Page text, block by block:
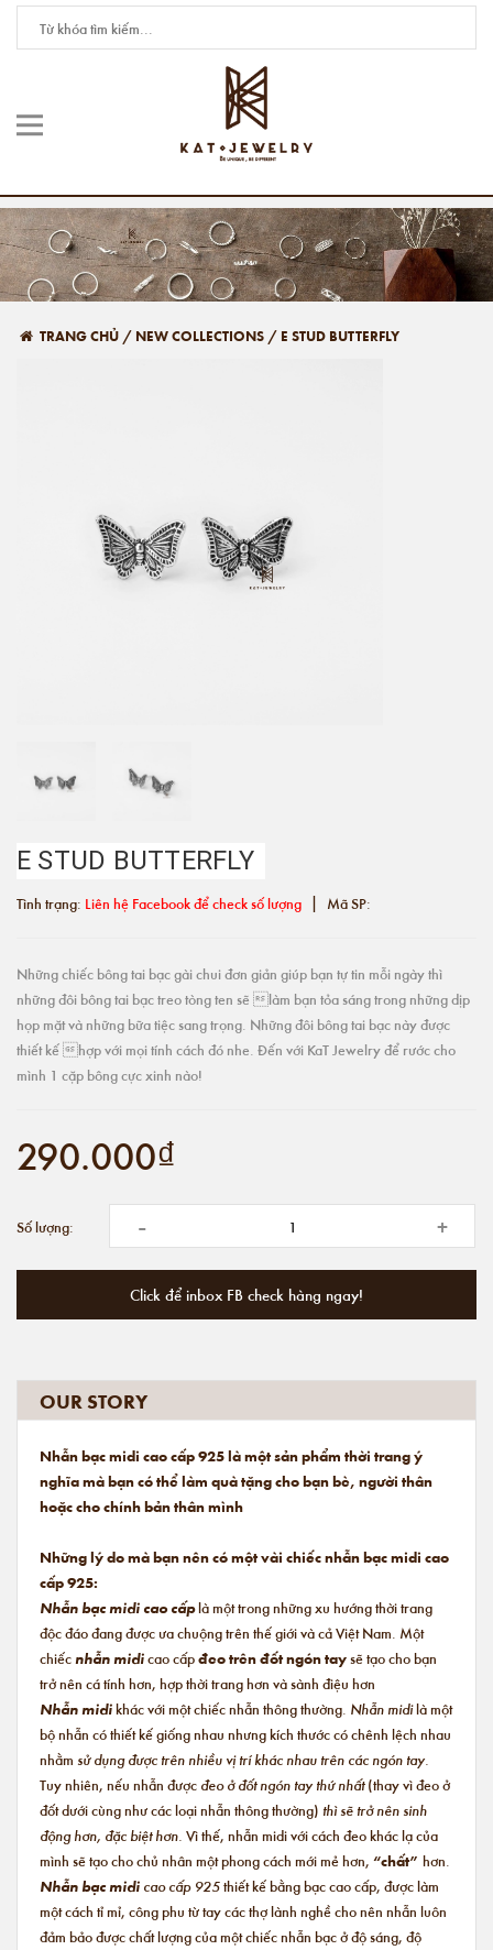
TRANG CHỦ / NEW COLLECTIONS / E STUD BUTTERFLY
E STUD BUTTERFLY
Tình trạng: Liên hệ Facebook để check số lượng | Mã SP:
Những chiếc bông tai bạc gài chui đơn giản giúp bạn tự tin mỗi ngày thì
những đôi bông tai bạc treo tòng ten sẽ làm bạn tỏa sáng trong những dịp
họp mặt và những bữa tiệc sang trọng. Những đôi bông tai bạc này được
thiết kế hợp với mọi tính cách đó nhe. Đến với KaT Jewelry để rước cho
mình 1 cặp bông cực xinh nào!
290.000₫
Số lượng: - +
Click để inbox FB check hàng ngay!
OUR STORY
Nhẫn bạc midi cao cấp 925 là một sản phẩm thời trang ý
nghĩa mà bạn có thể làm quà tặng cho bạn bè, người thân
hoặc cho chính bản thân mình
Những lý do mà bạn nên có một vài chiếc nhẫn bạc midi cao
cấp 925:
Nhẫn bạc midi cao cấplà một trong những xu hướng thời trang
độc đáo đang được ưa chuộng trên thế giới và cả Việt Nam. Một
chiếcnhẫn midicao cấpđeo trên đốt ngón taysẽ tạo cho bạn
trở nên cá tính hơn, hợp thời trang hơn và sành điệu hơn
Nhẫn midikhác với một chiếc nhẫn thông thường. Nhẫn midilà một
bộ nhẫn có thiết kế giống nhau nhưng kích thước có chênh lệch nhau
nhằm sử dụng được trên nhiều vị trí khác nhau trên các ngón tay.
Tuy nhiên, nếu nhẫn được đeo ở đốt ngón tay thứ nhất(thay vì đeo ở
đốt dưới cùng như các loại nhẫn thông thường) thì sẽ trở nên sinh
động hơn, đặc biệt hơn. Vì thế, nhẫn midi với cách đeo khác lạ của
mình sẽ tạo cho chủ nhân một phong cách mới mẻ hơn, “chất” hơn.
Nhẫn bạc midi cao cấp 925thiết kế bằng bạc cao cấp, được làm
một cách tỉ mỉ, công phu từ tay các thợ lành nghề cho nên nhẫn luôn
đảm bảo được chất lượng của một chiếc nhẫn bạc ở độ sáng, độ